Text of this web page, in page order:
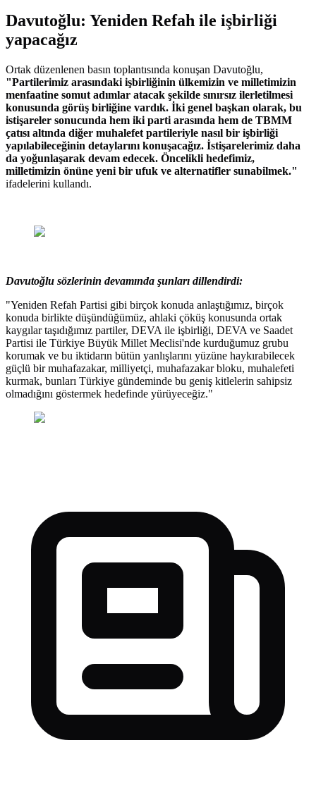
Davutoğlu: Yeniden Refah ile işbirliği
yapacağız
Ortak düzenlenen basın toplantısında konuşan Davutoğlu,
"Partilerimiz arasındaki işbirliğinin ülkemizin ve milletimizin
menfaatine somut adımlar atacak şekilde sınırsız ilerletilmesi
konusunda görüş birliğine vardık. İki genel başkan olarak, bu
istişareler sonucunda hem iki parti arasında hem de TBMM
çatısı altında diğer muhalefet partileriyle nasıl bir işbirliği
yapılabileceğinin detaylarını konuşacağız. İstişarelerimiz daha
da yoğunlaşarak devam edecek. Öncelikli hedefimiz,
milletimizin önüne yeni bir ufuk ve alternatifler sunabilmek."
ifadelerini kullandı.
Davutoğlu sözlerinin devamında şunları dillendirdi:
"Yeniden Refah Partisi gibi birçok konuda anlaştığımız, birçok
konuda birlikte düşündüğümüz, ahlaki çöküş konusunda ortak
kaygılar taşıdığımız partiler, DEVA ile işbirliği, DEVA ve Saadet
Partisi ile Türkiye Büyük Millet Meclisi'nde kurduğumuz grubu
korumak ve bu iktidarın bütün yanlışlarını yüzüne haykırabilecek
güçlü bir muhafazakar, milliyetçi, muhafazakar bloku, muhalefeti
kurmak, bunları Türkiye gündeminde bu geniş kitlelerin sahipsiz
olmadığını göstermek hedefinde yürüyeceğiz."